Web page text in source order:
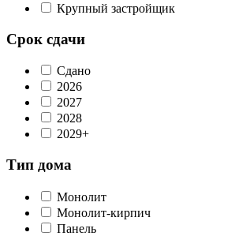
Крупный застройщик
Срок сдачи
Сдано
2026
2027
2028
2029+
Тип дома
Монолит
Монолит-кирпич
Панель